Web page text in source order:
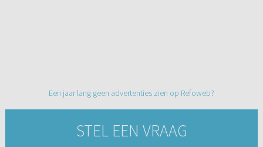
Een jaar lang geen advertenties zien op Refoweb?
STEL EEN VRAAG